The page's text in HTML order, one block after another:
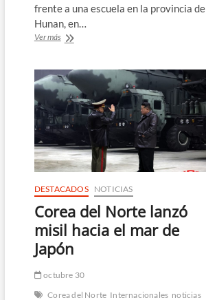
frente a una escuela en la provincia de
Hunan, en…
Ver másVarios
heridos
en
accidente
frente
a
escuela
en
China
DESTACADOS NOTICIAS
Corea del Norte lanzó
misil hacia el mar de
Japón
octubre 30
Corea del Norte Internacionales noticias